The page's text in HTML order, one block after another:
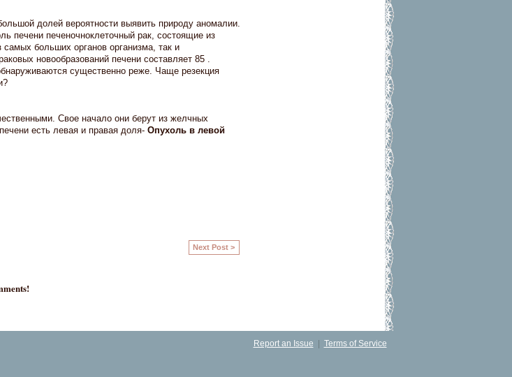
долей вероятности выявить природу аномалии.
печени печеночноклеточный рак, состоящие из
больших органов организма, так и
новообразований печени составляет 85 .
существенно реже. Чаще резекция
Свое начало они берут из желчных
есть левая и правая доля- Опухоль в левой
Next Post >
Report an Issue Terms of Service